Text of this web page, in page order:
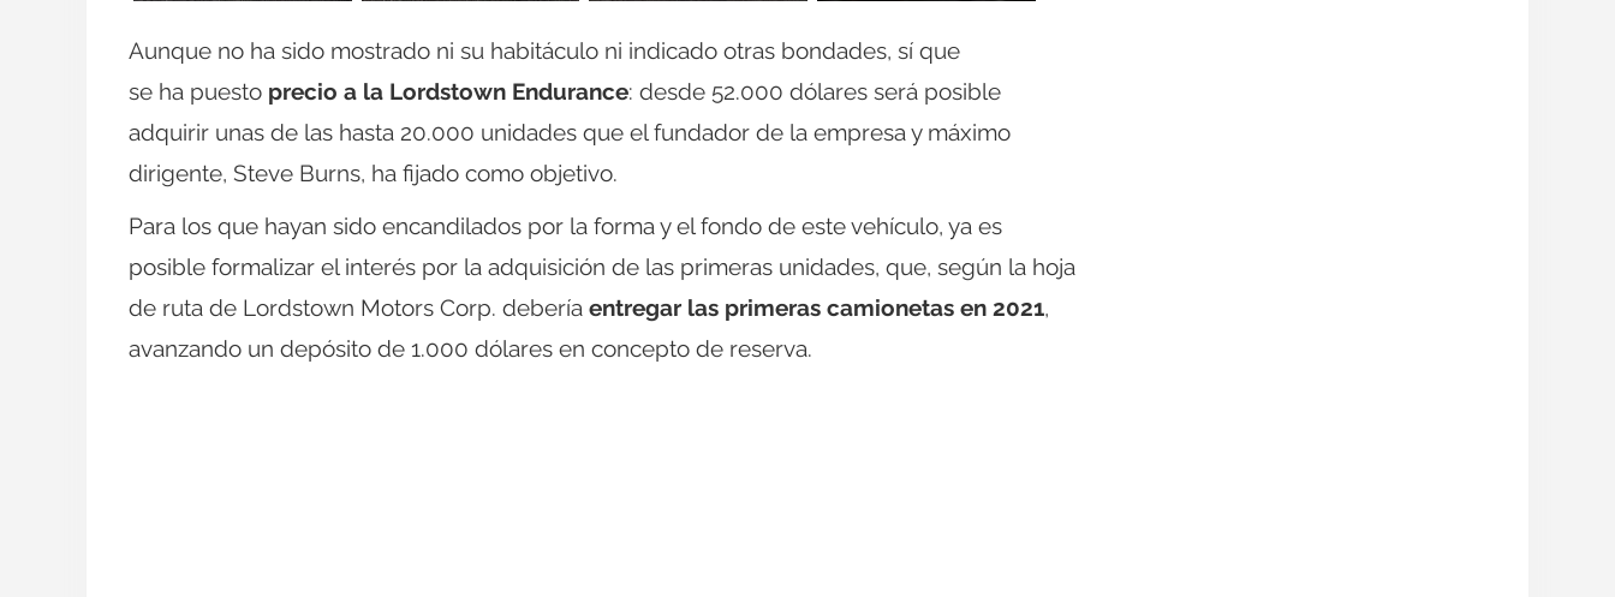
Aunque no ha sido mostrado ni su habitáculo ni indicado otras bondades, sí que
se ha puesto precio a la Lordstown Endurance: desde 52.000 dólares será posible
adquirir unas de las hasta 20.000 unidades que el fundador de la empresa y máximo
dirigente, Steve Burns, ha fijado como objetivo.
Para los que hayan sido encandilados por la forma y el fondo de este vehículo, ya es
posible formalizar el interés por la adquisición de las primeras unidades, que, según la hoja
de ruta de Lordstown Motors Corp. debería entregar las primeras camionetas en 2021,
avanzando un depósito de 1.000 dólares en concepto de reserva.